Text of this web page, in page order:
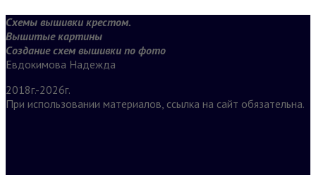
Схемы вышивки крестом.
Вышитые картины
Создание схем вышивки по фото
Евдокимова Надежда
2018г.-2026г.
При использовании материалов, ссылка на сайт обязательна.